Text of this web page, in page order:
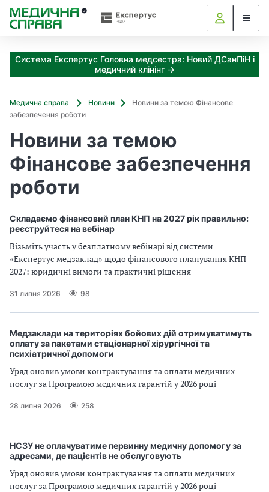
Система Експертус Головна медсестра: Новий ДСанПіН і
медичний клінінг →
Медична справа Новини
Новини за темою Фінансове
забезпечення роботи
Новини за темою
Фінансове забезпечення
роботи
Складаємо фінансовий план КНП на 2027 рік правильно:
реєструйтеся на вебінар
Візьміть участь у безплатному вебінарі від системи
«Експертус медзаклад» щодо фінансового планування КНП —
2027: юридичні вимоги та практичні рішення
31 липня 2026 98
Медзаклади на територіях бойових дій отримуватимуть
оплату за пакетами стаціонарної хірургічної та
психіатричної допомоги
Уряд оновив умови контрактування та оплати медичних
послуг за Програмою медичних гарантій у 2026 році
28 липня 2026 258
НСЗУ не оплачуватиме первинну медичну допомогу за
адресами, де пацієнтів не обслуговують
Уряд оновив умови контрактування та оплати медичних
послуг за Програмою медичних гарантій у 2026 році
З
а
к
з
о
и
м
о
н
т
и
м
а
б
л
и
П
Р